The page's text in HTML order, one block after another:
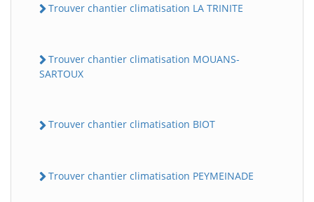
Trouver chantier climatisation LA TRINITE
Trouver chantier climatisation MOUANS-
SARTOUX
Trouver chantier climatisation BIOT
Trouver chantier climatisation PEYMEINADE